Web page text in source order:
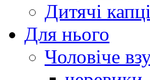
Дитячі капці
Для нього
Чоловіче